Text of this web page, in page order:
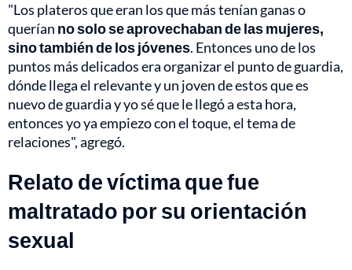
"Los plateros que eran los que más tenían ganas o
querían no solo se aprovechaban de las mujeres,
sino también de los jóvenes. Entonces uno de los
puntos más delicados era organizar el punto de guardia,
dónde llega el relevante y un joven de estos que es
nuevo de guardia y yo sé que le llegó a esta hora,
entonces yo ya empiezo con el toque, el tema de
relaciones", agregó.
Relato de víctima que fue
maltratado por su orientación
sexual